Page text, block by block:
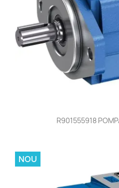
R901555918
NOU